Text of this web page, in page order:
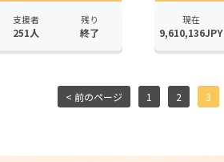
支援者
251人
残り
終了
現在
9,610,136JPY
< 前のページ 1 2 3